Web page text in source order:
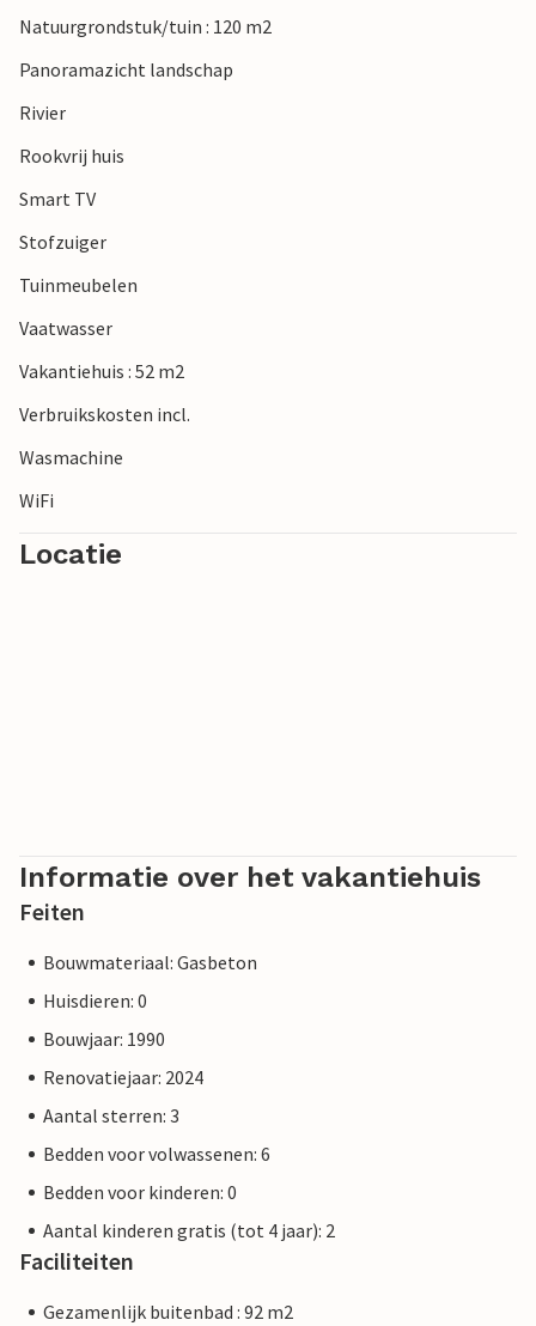
de Ardèche, de charmante Ceze vallei of de groene
Vagnas en het historische renaissancestadje Barjac,
beroemd om zijn internationale antiekmarkten, liggen
Natuurgrondstuk/tuin : 120 m2
Panoramazicht landschap
Rivier
Rookvrij huis
Smart TV
Stofzuiger
Tuinmeubelen
Vaatwasser
Vakantiehuis : 52 m2
Verbruikskosten incl.
Wasmachine
WiFi
Locatie
Informatie over het vakantiehuis
Feiten
Bouwmateriaal: Gasbeton
Huisdieren: 0
Bouwjaar: 1990
Renovatiejaar: 2024
Aantal sterren: 3
Bedden voor volwassenen: 6
Bedden voor kinderen: 0
Aantal kinderen gratis (tot 4 jaar): 2
Faciliteiten
Gezamenlijk buitenbad : 92 m2